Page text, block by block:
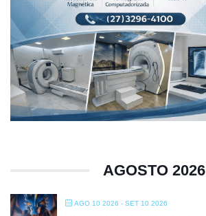
AGOSTO 2026
AGO 10 2026 - SET 10 2026